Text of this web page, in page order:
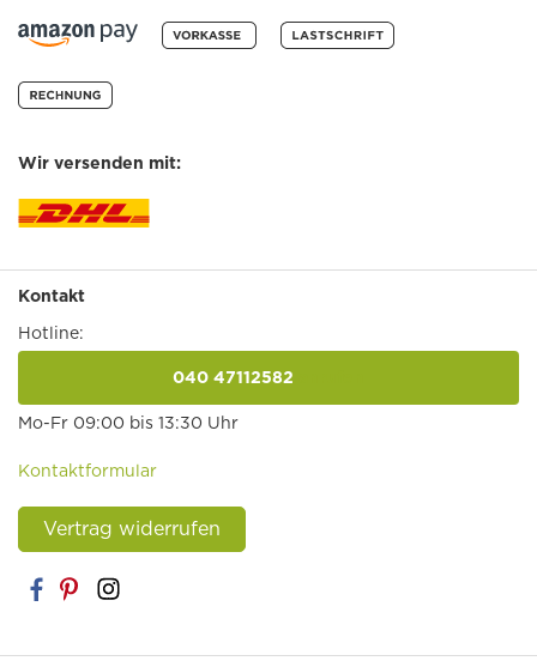
Wir versenden mit:
Kontakt
Hotline:
040 47112582
Mo-Fr 09:00 bis 13:30 Uhr
Kontaktformular
Vertrag widerrufen